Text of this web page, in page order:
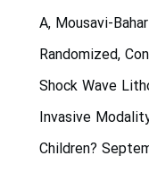
A, Mousavi-
Randomized,
Shock Wave
Invasive
Children?